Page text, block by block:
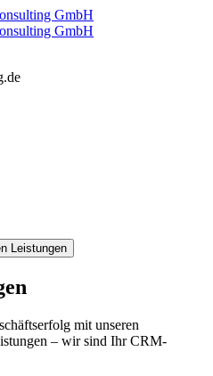
Leistungen
mit unseren
– wir sind Ihr CRM-